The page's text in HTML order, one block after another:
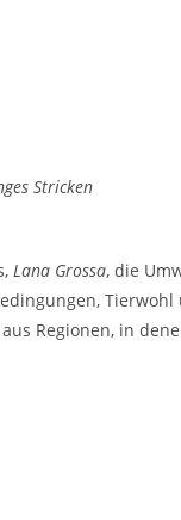
Stricken
Lana Grossa, die
Regionen, in